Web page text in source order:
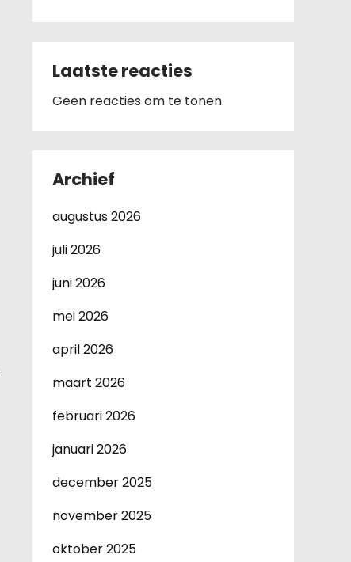
Laatste reacties
Geen reacties om te tonen.
Archief
augustus 2026
juli 2026
juni 2026
mei 2026
april 2026
maart 2026
februari 2026
januari 2026
december 2025
november 2025
oktober 2025